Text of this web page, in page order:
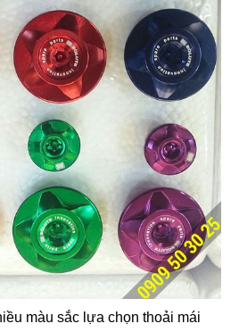
màu sắc lựa chọn thoải mái